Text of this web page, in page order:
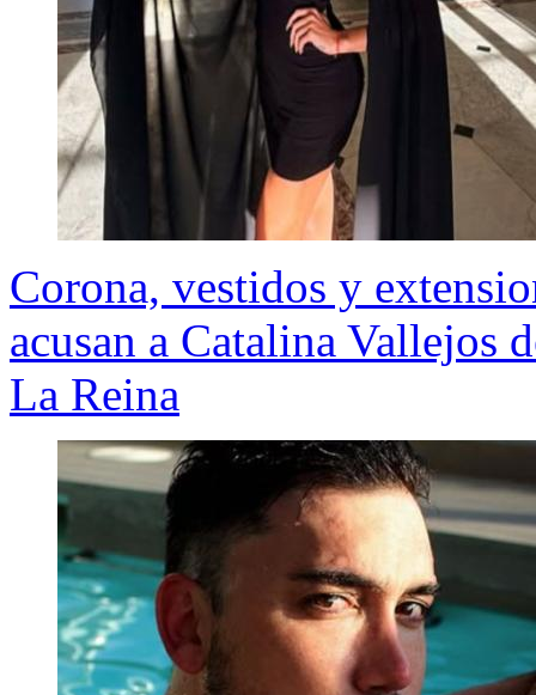
Corona, vestidos y
acusan a Catalina Vallejos
La Reina